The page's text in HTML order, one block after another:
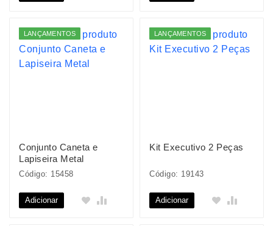
LANÇAMENTOS
Conjunto Caneta e
Lapiseira Metal
Código: 15458
Adicionar
LANÇAMENTOS
Kit Executivo 2 Peças
Código: 19143
Adicionar